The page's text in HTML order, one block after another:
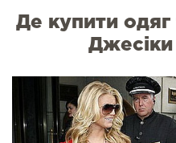
Де купити одяг
Джесіки